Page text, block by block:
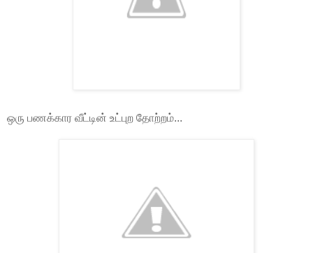
ஒரு பணக்கார வீட்டின் உட்புற தோற்றம்...